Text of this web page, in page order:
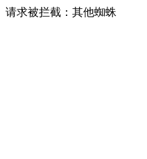
请求被拦截：其他蜘蛛